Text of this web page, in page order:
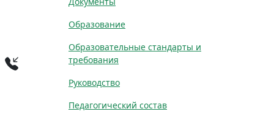
Образование
Образовательные стандарты и
требования
Руководство
Педагогический состав